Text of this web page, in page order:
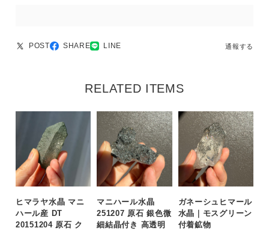
POST SHARE LINE 通報する
RELATED ITEMS
ヒマラヤ水晶 マニ
ハール産 DT
20151204 原石 ク
マニハール水晶
251207 原石 銀色微
細結晶付き 高透明
ガネーシュヒマール
水晶｜モスグリーン
付着鉱物